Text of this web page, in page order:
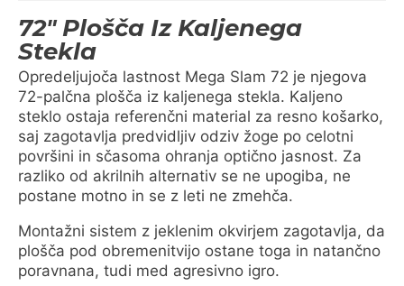
72" Plošča Iz Kaljenega
Stekla
Opredeljujoča lastnost Mega Slam 72 je njegova
72-palčna plošča iz kaljenega stekla. Kaljeno
steklo ostaja referenčni material za resno košarko,
saj zagotavlja predvidljiv odziv žoge po celotni
površini in sčasoma ohranja optično jasnost. Za
razliko od akrilnih alternativ se ne upogiba, ne
postane motno in se z leti ne zmehča.
Montažni sistem z jeklenim okvirjem zagotavlja, da
plošča pod obremenitvijo ostane toga in natančno
poravnana, tudi med agresivno igro.